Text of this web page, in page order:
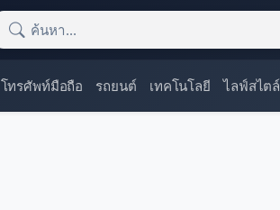
โทรศัพท์มือถือ รถยนต์ เทคโนโลยี ไลฟ์สไตล์